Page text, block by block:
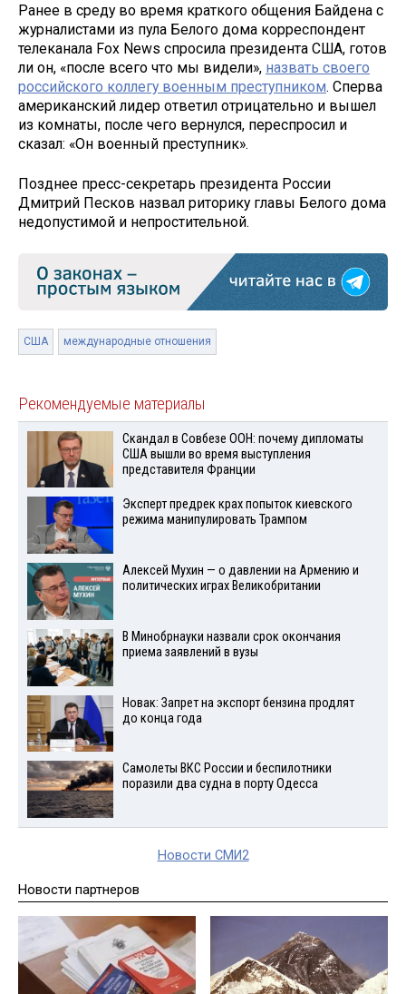
Ранее в среду во время краткого общения Байдена с
журналистами из пула Белого дома корреспондент
телеканала Fox News спросила президента США, готов
ли он, «после всего что мы видели», назвать своего
российского коллегу военным преступником. Сперва
американский лидер ответил отрицательно и вышел
из комнаты, после чего вернулся, переспросил и
сказал: «Он военный преступник».
Позднее пресс-секретарь президента России
Дмитрий Песков назвал риторику главы Белого дома
недопустимой и непростительной.
США международные отношения
Рекомендуемые материалы
Скандал в Совбезе ООН: почему дипломаты
США вышли во время выступления
представителя Франции
Эксперт предрек крах попыток киевского
режима манипулировать Трампом
Алексей Мухин — о давлении на Армению и
политических играх Великобритании
В Минобрнауки назвали срок окончания
приема заявлений в вузы
Новак: Запрет на экспорт бензина продлят
до конца года
Самолеты ВКС России и беспилотники
поразили два судна в порту Одесса
Новости СМИ2
Новости партнеров